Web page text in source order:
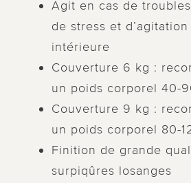
Agit en cas de
de stress et
intérieure
Couverture 6 kg :
un poids corporel 40-
Couverture 9 kg :
un poids corporel 80-
Finition de grande
surpiqûres losanges